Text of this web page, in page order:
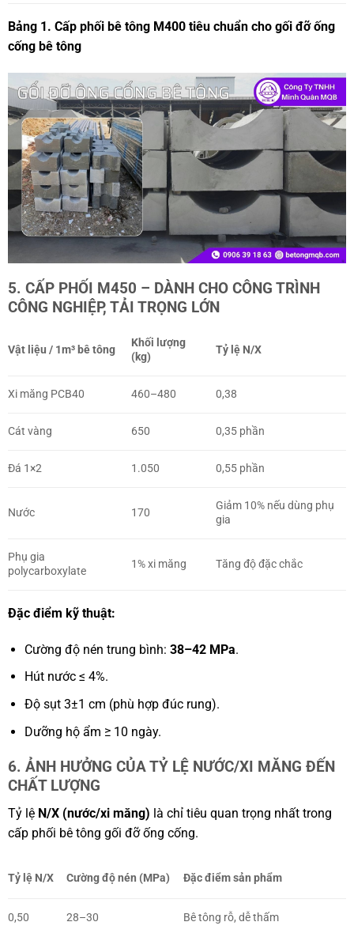
Bảng 1. Cấp phối bê tông M400 tiêu chuẩn cho gối đỡ ống
cống bê tông
5. CẤP PHỐI M450 – DÀNH CHO CÔNG TRÌNH
CÔNG NGHIỆP, TẢI TRỌNG LỚN
Vật liệu / 1m³ bê tông
Khối lượng
(kg)
Tỷ lệ N/X
Xi măng PCB40 460–480 0,38
Cát vàng 650 0,35 phần
Đá 1×2 1.050 0,55 phần
Nước 170
Giảm 10% nếu dùng phụ
gia
Phụ gia
polycarboxylate
1% xi măng Tăng độ đặc chắc
Đặc điểm kỹ thuật:
Cường độ nén trung bình: 38–42 MPa.
Hút nước ≤ 4%.
Độ sụt 3±1 cm (phù hợp đúc rung).
Dưỡng hộ ẩm ≥ 10 ngày.
6. ẢNH HƯỞNG CỦA TỶ LỆ NƯỚC/XI MĂNG ĐẾN
CHẤT LƯỢNG
Tỷ lệ N/X (nước/xi măng) là chỉ tiêu quan trọng nhất trong
cấp phối bê tông gối đỡ ống cống.
Tỷ lệ N/X Cường độ nén (MPa) Đặc điểm sản phẩm
0,50 28–30 Bê tông rỗ, dễ thấm